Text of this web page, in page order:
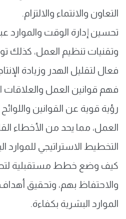
التعاون والانتماء والالتزام.
تحسين إدارة الوقت والموارد
وتقنيات تنظيم العمل، كذلك
فعال لتقليل الهدر وزيادة
فهم قوانين العمل
رؤية قوية عن القوانين
العمل، مما يحد من الأخطاء
التخطيط الاستراتيجي
كيف وضع خطط مستقبلية
والاحتفاظ بهم، وتحقيق
الموارد البشرية بكفاءة.